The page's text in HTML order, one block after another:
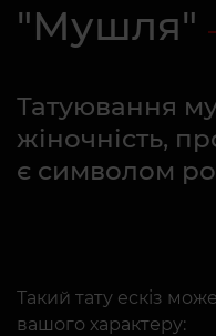
"Мушля"
Татуювання
жіночність,
є символом
Такий тату ескіз
вашого характеру: